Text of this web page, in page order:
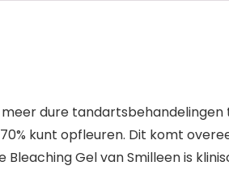
dure
kunt opfleuren. Dit komt
Gel van Smilleen is